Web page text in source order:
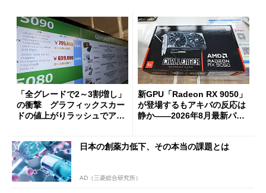
「全グレードで2～3割増し」
の衝撃 グラフィックスカー
ドの値上がりラッシュでアキ
新GPU「Radeon RX 9050」
が登場するもアキバの反応は
静か――2026年8月最新パー
日本の創薬力低下、その本当の課題とは
AD（三菱総合研究所）